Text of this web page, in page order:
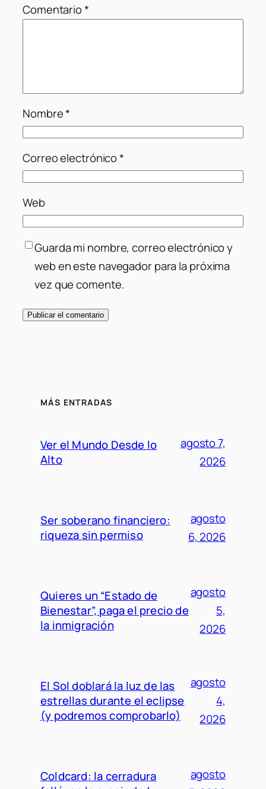
Comentario*
Nombre*
Correo electrónico*
Web
Guarda mi nombre, correo electrónico y
web en este navegador para la próxima
vez que comente.
MÁS ENTRADAS
Ver el Mundo Desde lo
Alto
agosto 7,
2026
Ser soberano financiero:
riqueza sin permiso
agosto
6, 2026
Quieres un “Estado de
Bienestar”, paga el precio de
la inmigración
agosto
5,
2026
El Sol doblará la luz de las
estrellas durante el eclipse
(y podremos comprobarlo)
agosto
4,
2026
Coldcard: la cerradura
agosto